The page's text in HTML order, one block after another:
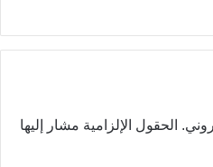
الحقول الإلزامية مشار إليها